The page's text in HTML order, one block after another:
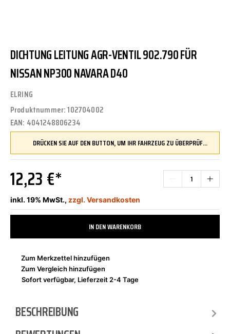
DICHTUNG LEITUNG AGR-VENTIL 902.790 FÜR
NISSAN NP300 NAVARA D40
ELRING
Produktnummer:102704002
EAN: 4041248806234
DRÜCKEN SIE AUF DEN BUTTON, UM IHR FAHRZEUG ZU ÜBERPRÜFEN UND SICHERZUSTELLEN, DASS DIESES TEIL KOMPATIBEL IST, BEVOR SIE ES BESTELLEN
12,23 €*
inkl. 19% MwSt., zzgl. Versandkosten
IN DEN WARENKORB
Zum Merkzettel hinzufügen
Zum Vergleich hinzufügen
Sofort verfügbar, Lieferzeit 2-4 Tage
BESCHREIBUNG